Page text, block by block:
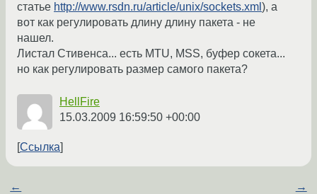
статье http://www.rsdn.ru/article/unix/sockets.xml ), а
вот как регулировать длину длину пакета - не
нашел.
Листал Стивенса... есть MTU, MSS, буфер сокета...
но как регулировать размер самого пакета?
HellFire
15.03.2009 16:59:50 +00:00
Ссылка
← →